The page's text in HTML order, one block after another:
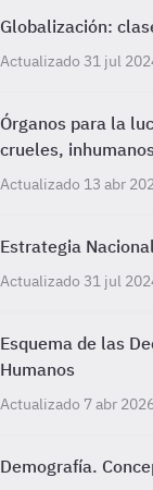
Globalización:
Actualizado 31 jul
Órganos para la
crueles,
Actualizado 13 abr
Estrategia
Actualizado 31 jul
Esquema de las
Humanos
Actualizado 7 abr
Demografía.